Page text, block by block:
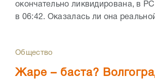
окончательно ликвидирована, в
в 06:42. Оказалась ли она
Общество
Жаре – баста?